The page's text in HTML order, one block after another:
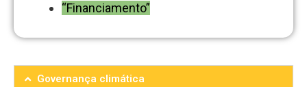
“Financiamento”
Governança climática